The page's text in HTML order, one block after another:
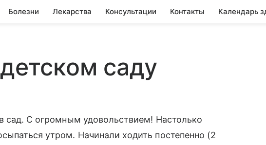
Болезни Лекарства Консультации Контакты Календарь
саду
С огромным удовольствием! Настолько
утром. Начинали ходить постепенно (2